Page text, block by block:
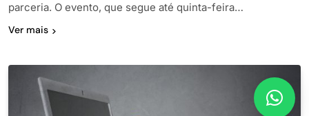
parceria. O evento, que segue até quinta-feira…
Ver mais